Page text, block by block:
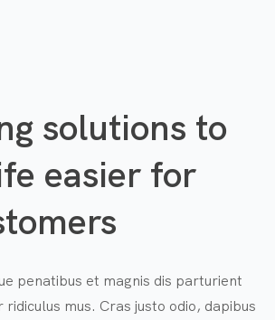
solutions to
easier for
penatibus et magnis dis parturient
mus. Cras justo odio, dapibus